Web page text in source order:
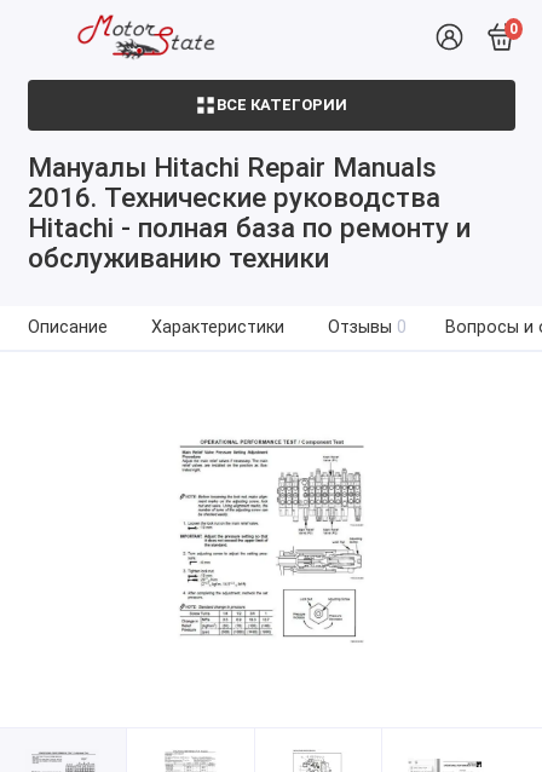
0
ВСЕ КАТЕГОРИИ
Мануалы Hitachi Repair Manuals
2016. Технические руководства
Hitachi - полная база по ремонту и
обслуживанию техники
Описание Характеристики Отзывы 0 Вопросы и